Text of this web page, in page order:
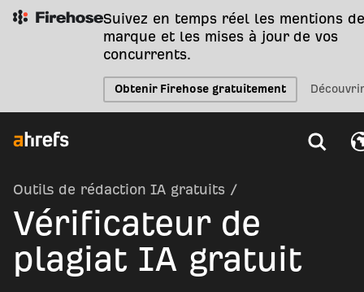
Suivez en temps réel les mentions
marque et les mises à jour de vos
concurrents.
Obtenir Firehose gratuitement
Outils de rédaction IA gratuits /
Vérificateur de
plagiat IA gratuit